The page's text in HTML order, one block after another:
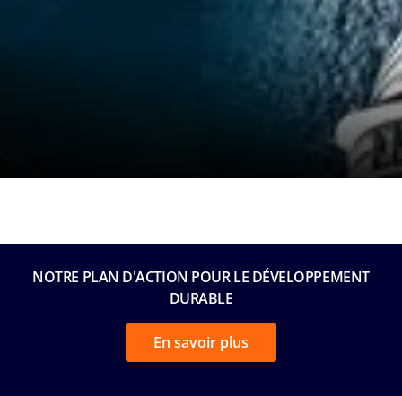
NOTRE PLAN D'ACTION POUR LE DÉVELOPPEMENT
DURABLE
En savoir plus